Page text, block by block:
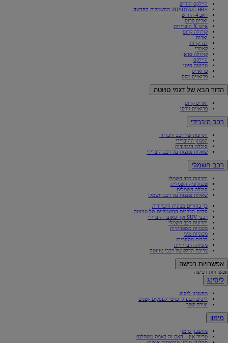
היילקס החדש
+TOYOTA C-HR החשמלית החדשה
ראב 4 החדש
יאריס קרוס
אייגו X היברידית
קורולה קרוס
יאריס
לנד קרוזר
קאמרי
קורולה סדאן
היילקס
טויוטה סיטי
פרואייס
פרואייס מקס
הדור הבא של דגמי טויוטה
יאריס קרוס
פרואייס וורסו
רכב היברידי
יתרונות של רכב היברידי
המגוון ההיברידי
סוללה היברידית
שאלות נפוצות על רכב היברידי
רכב חשמלי
יתרונות רכב חשמלי
טכנולוגיה חשמלית
סוללה חשמלית
שאלות נפוצות על רכב חשמלי
כך בוחרים מכונית היברידית
סדרת הרכבים החשמליים של טויוטה
רכבי SUV וקרוסאובר היברידי
יתרונות רכב חשמלי
מכוניות משפחתיות
מכוניות מיני
רכבים מסחריים
מוניות היברידיות
צריכת הדלק של רכבי טויוטה
אפשרויות רכישה
אפשרויות רכישה
ליסינג
מחשבון ליסינג
ליסינג תפעולי פרטי לעסקים קטנים
יצירת קשר
מימון
מחשבון מימון
טרייד אין – האם זה באמת משתלם?